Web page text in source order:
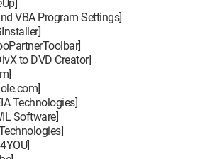
VBA Program Settings]
to DVD Creator]
Technologies]
Software]